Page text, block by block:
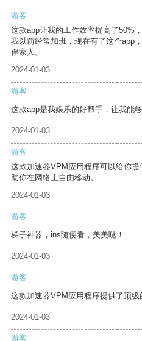
游客
这款app让我的工作效率提高了50%
我以前经常加班，现在有了这个app
伴家人。
2024-01-03
游客
这款app是我娱乐的好帮手，让我能
2024-01-03
游客
这款加速器VPM应用程序可以给你
助你在网络上自由移动。
2024-01-03
游客
梯子神器，ins随便看，美美哒！
2024-01-03
游客
这款加速器VPM应用程序提供了顶级
2024-01-03
游客